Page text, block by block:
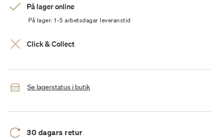
På lager online
På lager: 1-5 arbetsdagar leveranstid
Click & Collect
Se lagerstatus i butik
30 dagars retur